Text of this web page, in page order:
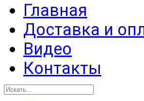
Главная
Доставка и
Видео
Контакты